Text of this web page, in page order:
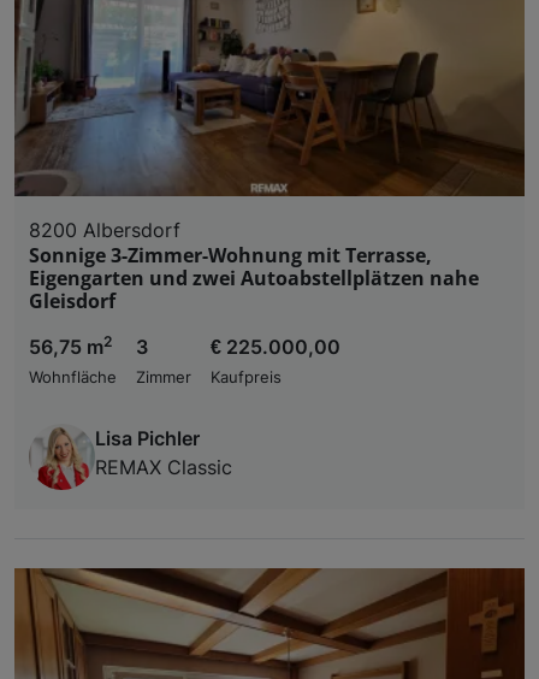
8200 Albersdorf
Sonnige 3-Zimmer-Wohnung mit Terrasse,
Eigengarten und zwei Autoabstellplätzen nahe
Gleisdorf
56,75 m2
Wohnfläche
3
Zimmer
€ 225.000,00
Kaufpreis
Lisa Pichler
REMAX Classic